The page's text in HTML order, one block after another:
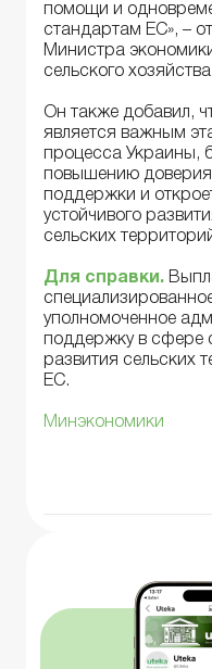
помощи и
стандартам ЕС», –
Министра
сельского
Он также добавил,
является важным
процесса Украины,
повышению доверия
поддержки и
устойчивого
сельских
Для справки .
уполномоченное
поддержку в сфере
развития сельских
ЕС.
Минэкономики